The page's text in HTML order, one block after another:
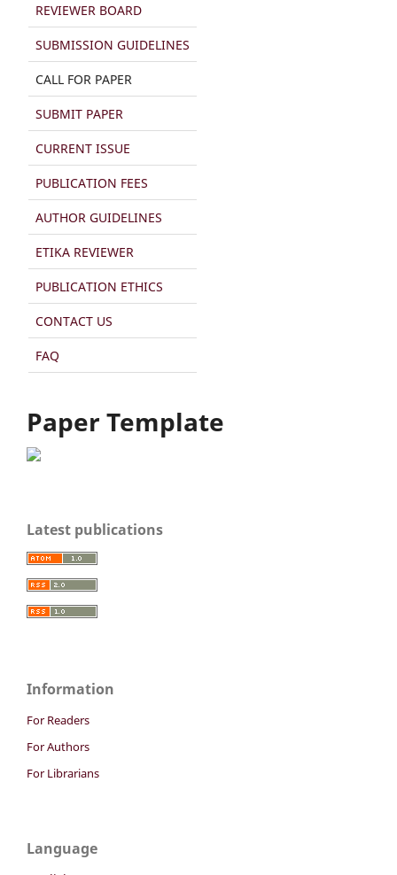
REVIEWER BOARD
SUBMISSION GUIDELINES
CALL FOR PAPER
SUBMIT PAPER
CURRENT ISSUE
PUBLICATION FEES
AUTHOR GUIDELINES
ETIKA REVIEWER
PUBLICATION ETHICS
CONTACT US
FAQ
Paper Template
Latest publications
Information
For Readers
For Authors
For Librarians
Language